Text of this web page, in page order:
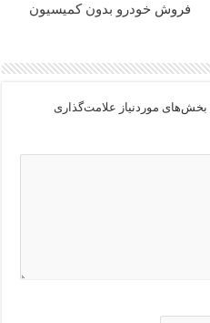
فروش خودرو بدون کمیسیون
بخش‌های موردنیاز علامت‌گذاری